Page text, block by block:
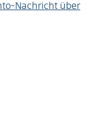
Nachricht über